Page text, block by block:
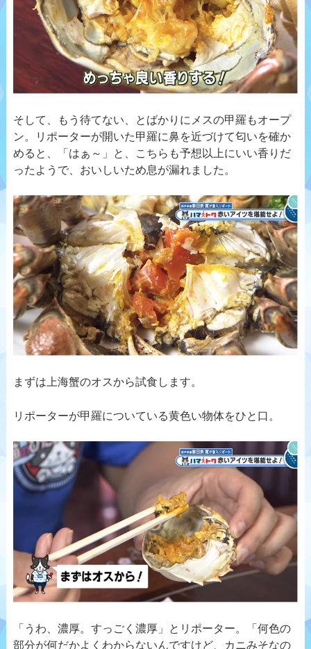
そして、もう待てない、とばかりにメスの甲羅もオープ
ン。リポーターが開いた甲羅に鼻を近づけて匂いを確か
めると、「はぁ～」と、こちらも予想以上にいい香りだ
ったようで、おいしいため息が漏れました。
まずは上海蟹のオスから試食します。
リポーターが甲羅についている黄色い物体をひと口。
「うわ、濃厚。すっごく濃厚」とリポーター。「何色の
部分が何だかよくわからないんですけど、カニみそなの